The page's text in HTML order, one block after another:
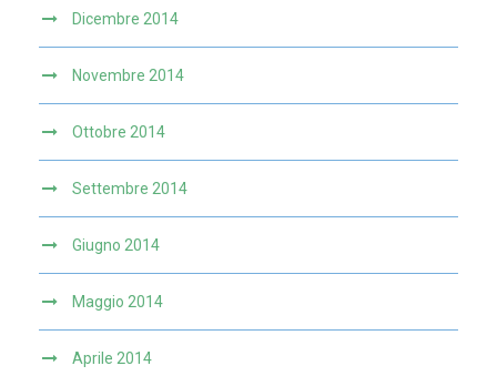
Dicembre 2014
Novembre 2014
Ottobre 2014
Settembre 2014
Giugno 2014
Maggio 2014
Aprile 2014